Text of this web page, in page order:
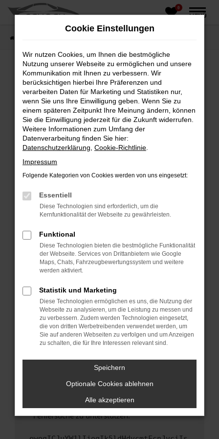
Zum
0
MENÜ
Fehler: Network Error
Beim Laden ist ein Fehler aufgetreten.
Hier sind ein paar Tipps, die dir helfen können:
Überprüfe deine Firewall und deine
Internetverbindung.
Laden andere Webseiten, zum Beispiel deine
Suchmaschine?
Prüfe deine Browsererweiterungen.
können das Laden bestimmter Seiten
verhindern. Funktioniert die Seite in einem
Fenster?
Starte dein Gerät neu.
Das kann manchmal helfen, vorübergehende
Probleme zu beheben.
Betriebssystem auf dem neuesten Stand
sind.
Veraltete Software birgt nicht nur ein
Sicherheitsrisiko, sondern kann auch dazu
führen, dass bestimmte Funktionen nicht mehr
unterstützt werden.
Wende dich an den Webseitenbetreiber.
Wenn du alle oben genannten Schritte versucht
hast, kontaktiere uns bitte. Wir werden
uns diesen Text schicken, um uns bei der
Fehlersuche zu unterstützen:
Cookie Einstellungen
Wir nutzen Cookies, um Ihnen die bestmögliche
Nutzung unserer Webseite zu ermöglichen und unsere
Kommunikation mit Ihnen zu verbessern. Wir
berücksichtigen hierbei Ihre Präferenzen und
verarbeiten Daten für Marketing und Statistiken nur,
wenn Sie uns Ihre Einwilligung geben. Wenn Sie zu
einem späteren Zeitpunkt Ihre Meinung ändern, können
Sie die Einwilligung jederzeit für die Zukunft widerrufen.
Weitere Informationen zum Umfang der
Datenverarbeitung finden Sie hier:
Datenschutzerklärung Cookie-Richtlinie
Impressum
Folgende Kategorien von Cookies werden von uns eingesetzt:
Essentiell
Diese Technologien sind erforderlich, um die
Kernfunktionalität der Webseite zu gewährleisten.
Funktional
Diese Technologien bieten die bestmögliche Funktionalität
der Webseite. Services von Drittanbietern wie Google
Maps, Chats, Fahrzeugbewertungssystem und weitere
werden aktiviert.
Statistik und Marketing
Diese Technologien ermöglichen es uns, die Nutzung der
Webseite zu analysieren, um die Leistung zu messen und
zu verbessern. Zudem werden Technologien eingesetzt,
die von dritten Werbetreibenden verwendet werden, um
Sie auf anderen Webseiten zu verfolgen und um Anzeigen
zu schalten, die für Ihre Interessen relevant sind.
Speichern
Optionale Cookies ablehnen
Alle akzeptieren